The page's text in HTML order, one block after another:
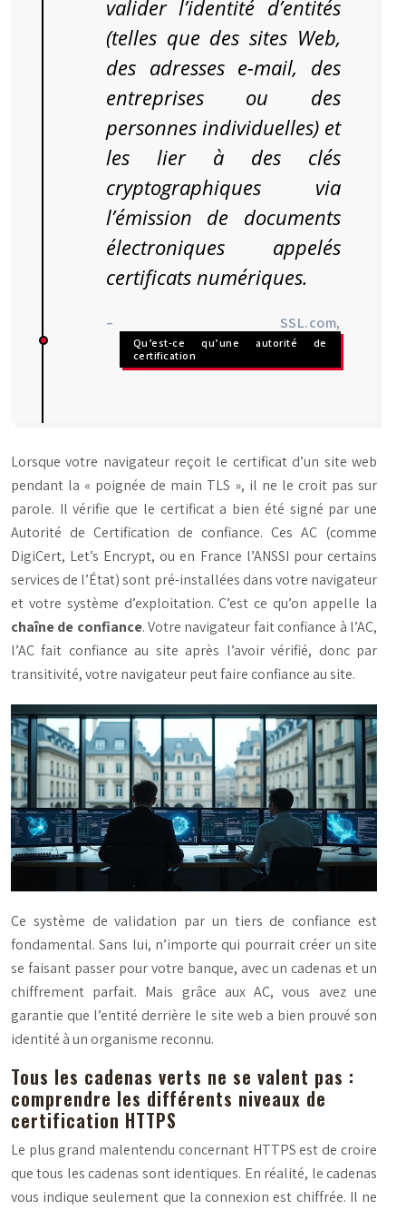
valider l’identité d’entités
(telles que des sites Web,
des adresses e-mail, des
entreprises ou des
personnes individuelles) et
les lier à des clés
cryptographiques via
l’émission de documents
électroniques appelés
certificats numériques.
– SSL.com,
Qu’est-ce qu’une autorité de
certification
Lorsque votre navigateur reçoit le certificat d’un site web
pendant la « poignée de main TLS », il ne le croit pas sur
parole. Il vérifie que le certificat a bien été signé par une
Autorité de Certification de confiance. Ces AC (comme
DigiCert, Let’s Encrypt, ou en France l’ANSSI pour certains
services de l’État) sont pré-installées dans votre navigateur
et votre système d’exploitation. C’est ce qu’on appelle la
chaîne de confiance. Votre navigateur fait confiance à l’AC,
l’AC fait confiance au site après l’avoir vérifié, donc par
transitivité, votre navigateur peut faire confiance au site.
Ce système de validation par un tiers de confiance est
fondamental. Sans lui, n’importe qui pourrait créer un site
se faisant passer pour votre banque, avec un cadenas et un
chiffrement parfait. Mais grâce aux AC, vous avez une
garantie que l’entité derrière le site web a bien prouvé son
identité à un organisme reconnu.
Tous les cadenas verts ne se valent pas :
comprendre les différents niveaux de
certification HTTPS
Le plus grand malentendu concernant HTTPS est de croire
que tous les cadenas sont identiques. En réalité, le cadenas
vous indique seulement que la connexion est chiffrée. Il ne